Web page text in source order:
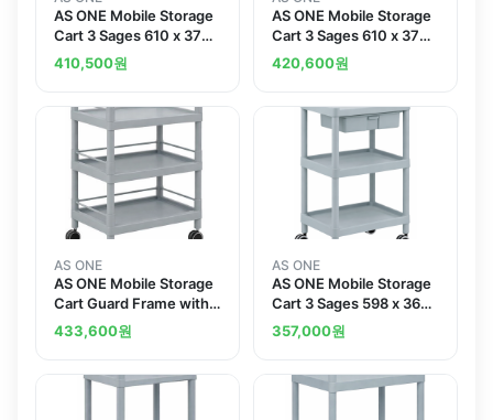
AS ONE Mobile Storage
Cart 3 Sages 610 x 370
x 885 With Guard Frame
And Handle MSO11H
410,500원
AS ONE Mobile Storage
Cart 3 Sages 610 x 370
x 885 Including Drawer
Guard Frame Handle
420,600원
AS ONE
AS ONE Mobile Storage
Cart Guard Frame with
Handle 3 Sages 705 x
447 x 920 MSO21H
433,600원
AS ONE
AS ONE Mobile Storage
Cart 3 Sages 598 x 368
x 875 Including Drawer
Handle MSO11D
357,000원